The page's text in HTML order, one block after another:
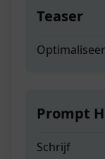
Teaser
Prompt
Schrijf